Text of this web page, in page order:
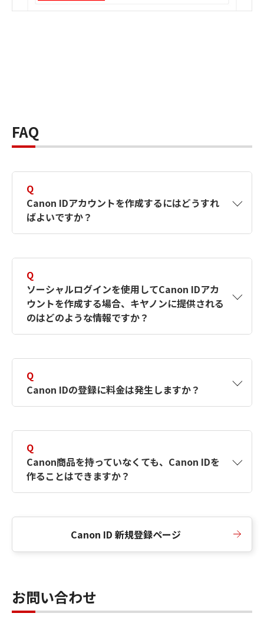
FAQ
Q
Canon IDアカウントを作成するにはどうすれ
ばよいですか？
す。詳しい作成方法は【カメラ】Canon IDとは
何ですか？Canon IDの作成方法は？をご確認く
ださい。
Q
ソーシャルログインを使用してCanon IDアカ
ウントを作成する場合、キヤノンに提供される
のはどのような情報ですか？
択したサービスから取得します。アカウントを
簡単に作成できるように、この情報を使用して
Canon IDの登録フォームを入力します。
Q
Canon IDの登録に料金は発生しますか？
Q
Canon商品を持っていなくても、Canon IDを
作ることはできますか？
Canon ID 新規登録ページ
お問い合わせ